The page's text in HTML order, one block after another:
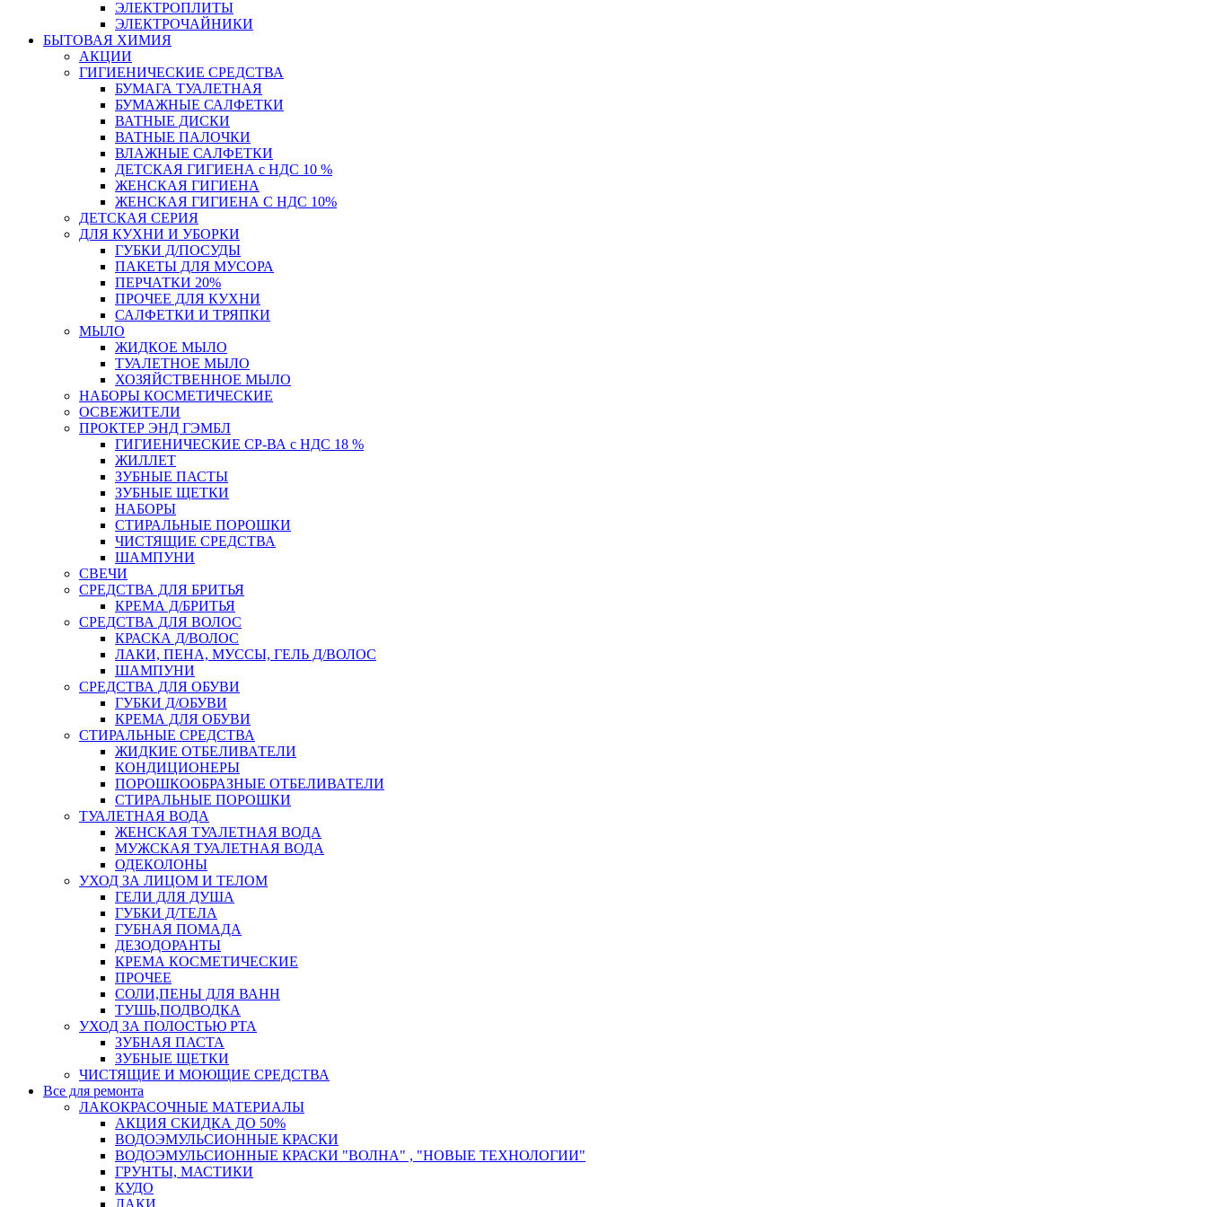
ЭЛЕКТРОПЛИТЫ
ЭЛЕКТРОЧАЙНИКИ
БЫТОВАЯ ХИМИЯ
АКЦИИ
ГИГИЕНИЧЕСКИЕ СРЕДСТВА
БУМАГА ТУАЛЕТНАЯ
БУМАЖНЫЕ САЛФЕТКИ
ВАТНЫЕ ДИСКИ
ВАТНЫЕ ПАЛОЧКИ
ВЛАЖНЫЕ САЛФЕТКИ
ДЕТСКАЯ ГИГИЕНА с НДС 10 %
ЖЕНСКАЯ ГИГИЕНА
ЖЕНСКАЯ ГИГИЕНА С НДС 10%
ДЕТСКАЯ СЕРИЯ
ДЛЯ КУХНИ И УБОРКИ
ГУБКИ Д/ПОСУДЫ
ПАКЕТЫ ДЛЯ МУСОРА
ПЕРЧАТКИ 20%
ПРОЧЕЕ ДЛЯ КУХНИ
САЛФЕТКИ И ТРЯПКИ
МЫЛО
ЖИДКОЕ МЫЛО
ТУАЛЕТНОЕ МЫЛО
ХОЗЯЙСТВЕННОЕ МЫЛО
НАБОРЫ КОСМЕТИЧЕСКИЕ
ОСВЕЖИТЕЛИ
ПРОКТЕР ЭНД ГЭМБЛ
ГИГИЕНИЧЕСКИЕ СР-ВА с НДС 18 %
ЖИЛЛЕТ
ЗУБНЫЕ ПАСТЫ
ЗУБНЫЕ ЩЕТКИ
НАБОРЫ
СТИРАЛЬНЫЕ ПОРОШКИ
ЧИСТЯЩИЕ СРЕДСТВА
ШАМПУНИ
СВЕЧИ
СРЕДСТВА ДЛЯ БРИТЬЯ
КРЕМА Д/БРИТЬЯ
СРЕДСТВА ДЛЯ ВОЛОС
КРАСКА Д/ВОЛОС
ЛАКИ, ПЕНА, МУССЫ, ГЕЛЬ Д/ВОЛОС
ШАМПУНИ
СРЕДСТВА ДЛЯ ОБУВИ
ГУБКИ Д/ОБУВИ
КРЕМА ДЛЯ ОБУВИ
СТИРАЛЬНЫЕ СРЕДСТВА
ЖИДКИЕ ОТБЕЛИВАТЕЛИ
КОНДИЦИОНЕРЫ
ПОРОШКООБРАЗНЫЕ ОТБЕЛИВАТЕЛИ
СТИРАЛЬНЫЕ ПОРОШКИ
ТУАЛЕТНАЯ ВОДА
ЖЕНСКАЯ ТУАЛЕТНАЯ ВОДА
МУЖСКАЯ ТУАЛЕТНАЯ ВОДА
ОДЕКОЛОНЫ
УХОД ЗА ЛИЦОМ И ТЕЛОМ
ГЕЛИ ДЛЯ ДУША
ГУБКИ Д/ТЕЛА
ГУБНАЯ ПОМАДА
ДЕЗОДОРАНТЫ
КРЕМА КОСМЕТИЧЕСКИЕ
ПРОЧЕЕ
СОЛИ,ПЕНЫ ДЛЯ ВАНН
ТУШЬ,ПОДВОДКА
УХОД ЗА ПОЛОСТЬЮ РТА
ЗУБНАЯ ПАСТА
ЗУБНЫЕ ЩЕТКИ
ЧИСТЯЩИЕ И МОЮЩИЕ СРЕДСТВА
Все для ремонта
ЛАКОКРАСОЧНЫЕ МАТЕРИАЛЫ
АКЦИЯ СКИДКА ДО 50%
ВОДОЭМУЛЬСИОННЫЕ КРАСКИ
ВОДОЭМУЛЬСИОННЫЕ КРАСКИ "ВОЛНА" , "НОВЫЕ ТЕХНОЛОГИИ"
ГРУНТЫ, МАСТИКИ
КУДО